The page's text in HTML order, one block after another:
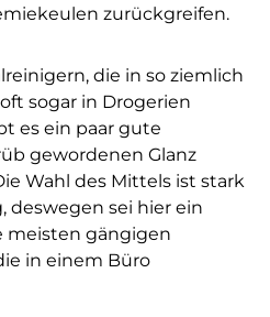
zurückgreifen.
die in so ziemlich
sogar in Drogerien
es ein paar gute
gewordenen Glanz
Wahl des Mittels ist stark
deswegen sei hier ein
meisten gängigen
in einem Büro